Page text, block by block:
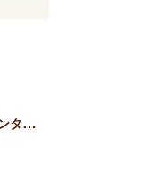
クリスマス＆ウインターリー…